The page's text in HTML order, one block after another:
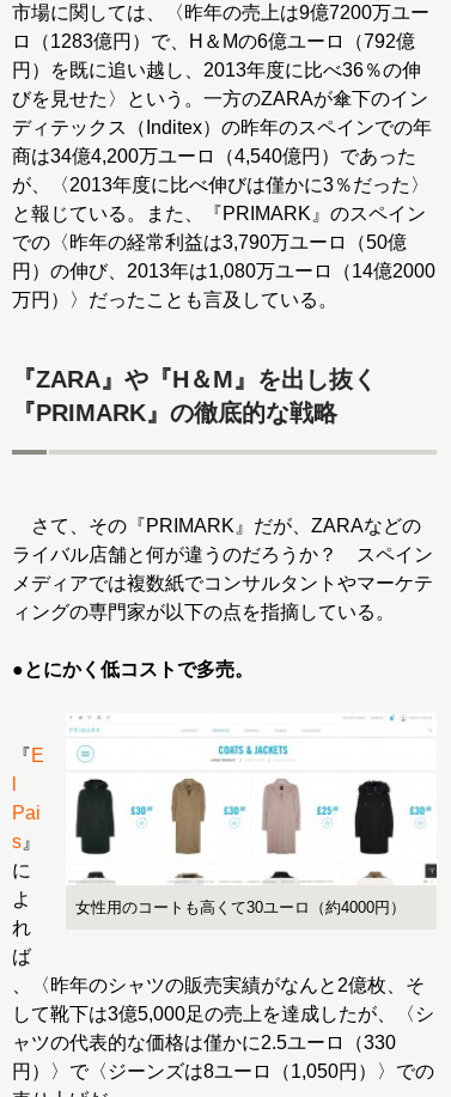
市場に関しては、〈昨年の売上は9億7200万ユー
ロ（1283億円）で、H＆Mの6億ユーロ（792億
円）を既に追い越し、2013年度に比べ36％の伸
びを見せた〉という。一方のZARAが傘下のイン
ディテックス（Inditex）の昨年のスペインでの年
商は34億4,200万ユーロ（4,540億円）であった
が、〈2013年度に比べ伸びは僅かに3％だった〉
と報じている。また、『PRIMARK』のスペイン
での〈昨年の経常利益は3,790万ユーロ（50億
円）の伸び、2013年は1,080万ユーロ（14億2000
万円）〉だったことも言及している。
『ZARA』や『H＆M』を出し抜く
『PRIMARK』の徹底的な戦略
さて、その『PRIMARK』だが、ZARAなどの
ライバル店舗と何が違うのだろうか？ スペイン
メディアでは複数紙でコンサルタントやマーケテ
ィングの専門家が以下の点を指摘している。
●とにかく低コストで多売。
女性用のコートも高くて30ユーロ（約4000円）
『E
Pai
s 』
に
よ
れ
ば
、〈昨年のシャツの販売実績がなんと2億枚、そ
して靴下は3億5,000足の売上を達成したが、〈シ
ャツの代表的な価格は僅かに2.5ユーロ（330
円）〉で〈ジーンズは8ユーロ（1,050円）〉での